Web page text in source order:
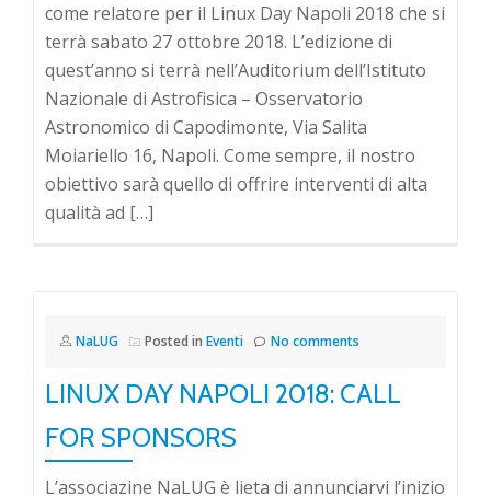
come relatore per il Linux Day Napoli 2018 che si
terrà sabato 27 ottobre 2018. L’edizione di
quest’anno si terrà nell’Auditorium dell’Istituto
Nazionale di Astrofisica – Osservatorio
Astronomico di Capodimonte, Via Salita
Moiariello 16, Napoli. Come sempre, il nostro
obiettivo sarà quello di offrire interventi di alta
qualità ad […]
NaLUG Posted in Eventi No comments
LINUX DAY NAPOLI 2018: CALL
FOR SPONSORS
L’associazine NaLUG è lieta di annunciarvi l’inizio